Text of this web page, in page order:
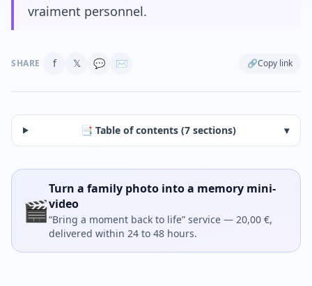
vraiment personnel.
SHARE f 𝕏 💬 ✉ 🔗Copy link
📑 Table of contents (7 sections) ▾
🎬
Turn a family photo into a memory mini-
video
“Bring a moment back to life” service — 20,00 €,
delivered within 24 to 48 hours.